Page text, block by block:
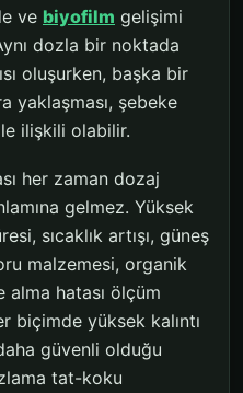
ve biyofilm gelişimi
dozla bir noktada
oluşurken, başka bir
yaklaşması, şebeke
ilişkili olabilir.
her zaman dozaj
gelmez. Yüksek
sıcaklık artışı, güneş
malzemesi, organik
alma hatası ölçüm
biçimde yüksek kalıntı
güvenli olduğu
tat-koku